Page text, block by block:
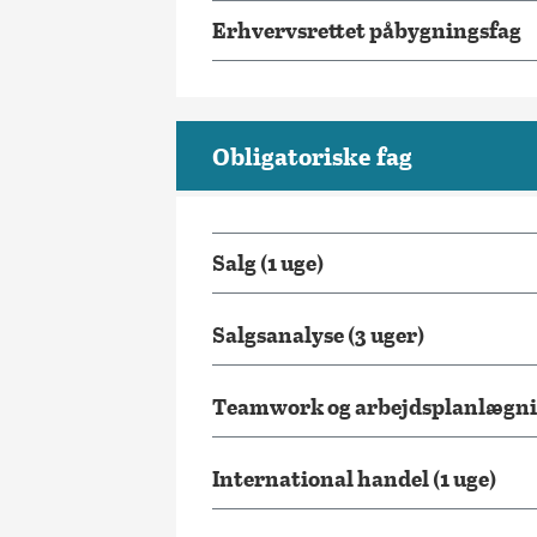
Erhvervsrettet påbygningsfag
Obligatoriske fag
Salg (1 uge)
Salgsanalyse (3 uger)
Teamwork og
International handel (1 uge)